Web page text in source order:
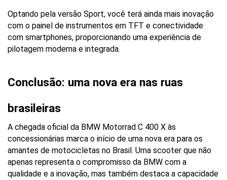
Optando pela versão Sport, você terá ainda mais inovação
com o painel de instrumentos em TFT e conectividade
com smartphones, proporcionando uma experiência de
pilotagem moderna e integrada.
Conclusão: uma nova era nas ruas
brasileiras
A chegada oficial da BMW Motorrad C 400 X às
concessionárias marca o início de uma nova era para os
amantes de motocicletas no Brasil. Uma scooter que não
apenas representa o compromisso da BMW com a
qualidade e a inovação, mas também destaca a capacidade